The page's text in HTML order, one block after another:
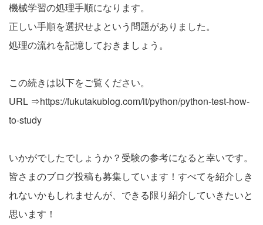
機械学習の処理手順になります。
正しい手順を選択せよという問題がありました。
処理の流れを記憶しておきましょう。
この続きは以下をご覧ください。
URL ⇒https://fukutakublog.com/it/python/python-test-how-
to-study
いかがでしたでしょうか？受験の参考になると幸いです。
皆さまのブログ投稿も募集しています！すべてを紹介しき
れないかもしれませんが、できる限り紹介していきたいと
思います！